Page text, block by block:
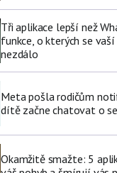
Tři aplikace lepší než
funkce, o kterých se vaší
nezdálo
Meta pošla rodičům
dítě začne chatovat o
Okamžitě smažte: 5